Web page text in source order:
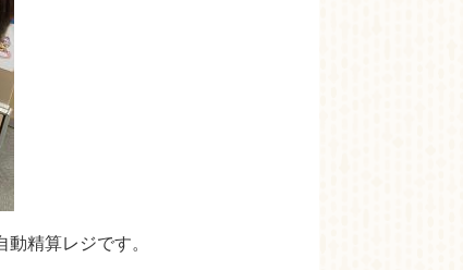
精算レジです。